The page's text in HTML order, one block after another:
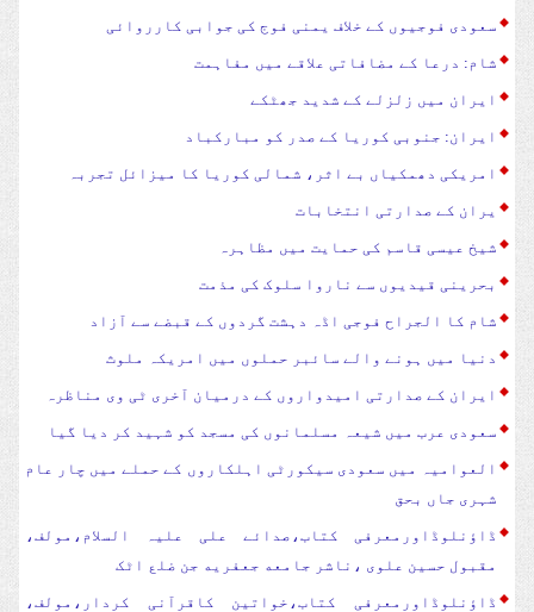
سعودی فوجیوں کے خلاف یمنی فوج کی جوابی کارروائی
شام: درعا کے مضافاتی علاقے میں مفاہمت
ایران میں زلزلے کے شدید جھٹکے
ایران: جنوبی کوریا کے صدر کو مبارکباد
امریکی دھمکیاں بے اثر، شمالی کوریا کا میزائل تجربہ
یران کے صدارتی انتخابات
شیخ عیسی قاسم کی حمایت میں مظاہرہ
بحرینی قیدیوں سے ناروا سلوک کی مذمت
شام کا الجراح فوجی اڈہ دہشت گردوں کے قبضے سے آزاد
دنیا میں ہونے والے سائبر حملوں میں امریکہ ملوث
ایران کے صدارتی امیدواروں کے درمیان آخری ٹی وی مناظرہ
سعودی عرب میں شیعہ مسلمانوں کی مسجد کو شہید کر دیا گیا
العوامیہ میں سعودی سیکورٹی اہلکاروں کے حملے میں چار عام
شہری جاں بحق
ڈاؤنلوڈاورمعرفی کتاب،صدائے علی علیہ السلام،مولف،
مقبول حسین علوی ،ناشر جامعه جعفریه جن ضلع اٹک
ڈاؤنلوڈاورمعرفی کتاب،خواتین کاقرآنی کردار،مولف،